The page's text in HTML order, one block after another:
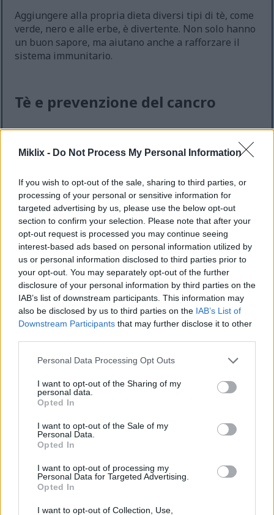
Miklix - Do Not Process My Personal Information
If you wish to opt-out of the sale, sharing to third parties, or
processing of your personal or sensitive information for
targeted advertising by us, please use the below opt-out
section to confirm your selection. Please note that after your
opt-out request is processed you may continue seeing
interest-based ads based on personal information utilized by
us or personal information disclosed to third parties prior to
your opt-out. You may separately opt-out of the further
disclosure of your personal information by third parties on the
IAB’s list of downstream participants. This information may
also be disclosed by us to third parties on the IAB’s List of
Downstream Participants that may further disclose it to other
Please note that this website/app uses one or more Google
not limited to your visit or usage behaviour. You may click to
grant or deny consent to Google and its third-party tags to
use your data for below specified purposes in below Google
consent section.
Personal Data Processing Opt Outs
I want to opt-out of the Sharing of my
personal data.
Opted In
I want to opt-out of the Sale of my
Personal Data.
Opted In
I want to opt-out of processing my
Personal Data for Targeted Advertising.
Opted In
I want to opt-out of Collection, Use,
Aggiungere alla propria dieta diversi tipi di tè, come
verde, nero e alle erbe, è divertente. Non solo hanno
un buon sapore, ma aiutano anche a rafforzare il
sistema immunitario.
Tè e prevenzione del cancro
Sono in corso ricerche per comprendere i benefici
del tè per la salute, concentrandosi sulla
prevenzione del cancro. Gli studi dimostrano che chi
sviluppare alcuni tipi di cancro. La chiave sta nei
polifenoli, come l'EGCG, che sembrano combattere il
cancro.
Ecco alcuni punti chiave sul tè e la prevenzione del
cancro:
I bevitori di tè spesso presentano tassi
inferiori di alcuni tipi di cancro rispetto ai non
bevitori.
È stato dimostrato che il consumo a lungo
termine di tè verde con alti livelli di EGCG
contribuisce a una riduzione di vari tipi di
cancro.
Le abitudini alimentari e lo stile di vita dei
bevitori di tè offrono spunti sulla loro salute
generale, supportando ulteriormente il legame
tra consumo di tè e prevenzione del cancro.
Il ruolo del tè nella salute
digestiva
Il tè è ottimo per la salute digestiva. È un rimedio